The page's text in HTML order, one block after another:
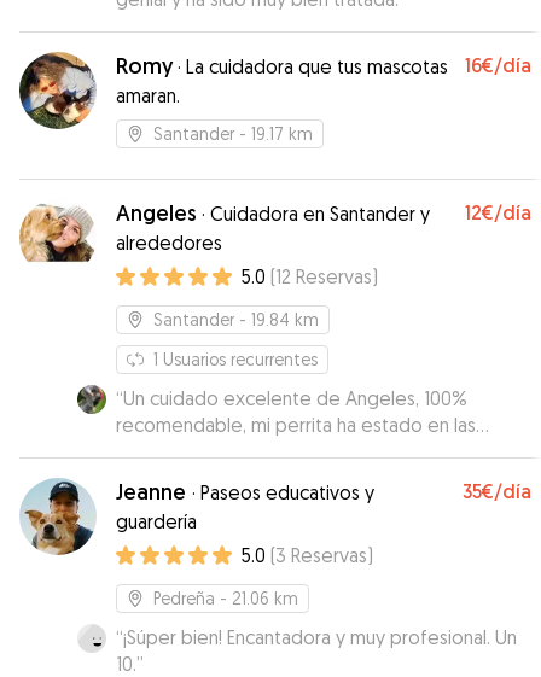
Romy· La cuidadora que tus mascotas
amaran.
16€/día
Santander - 19.17 km
Angeles · Cuidadora en Santander y
alrededores
12€/día
5.0 (12 Reservas)
Santander - 19.84 km
1 Usuarios recurrentes
“Un cuidado excelente de Angeles, 100%
recomendable, mi perrita ha estado en las
mejores manos, además de demostrar el cariño
hacia ella, la preocupación de que esté lo mejor
posible. Repetiremos seguro 🤗
Jeanne · Paseos educativos y
guardería
35€/día
5.0 (3 Reservas)
Pedreña - 21.06 km
“¡Súper bien! Encantadora y muy profesional. Un
10.”